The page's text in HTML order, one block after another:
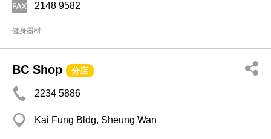
2148 9582
健身器材
BC Shop 分店
2234 5886
Kai Fung Bldg, Sheung Wan